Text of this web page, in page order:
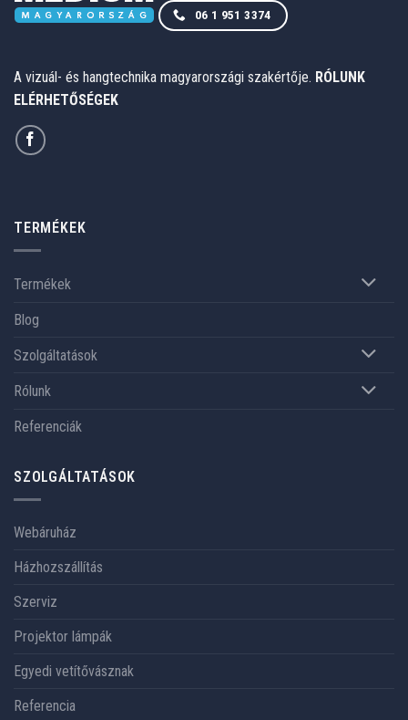
06 1 951 3374
A vizuál- és hangtechnika magyarországi szakértője. RÓLUNK
ELÉRHETŐSÉGEK
TERMÉKEK
Termékek
Blog
Szolgáltatások
Rólunk
Referenciák
SZOLGÁLTATÁSOK
Webáruház
Házhozszállítás
Szerviz
Projektor lámpák
Egyedi vetítővásznak
Referencia